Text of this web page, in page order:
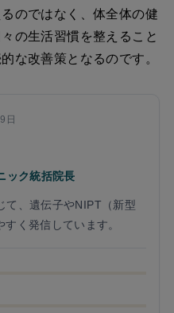
のではなく、体全体の健
の生活習慣を整えること
な改善策となるのです。
日
ック統括院長
て、遺伝子やNIPT（新型
く発信しています。